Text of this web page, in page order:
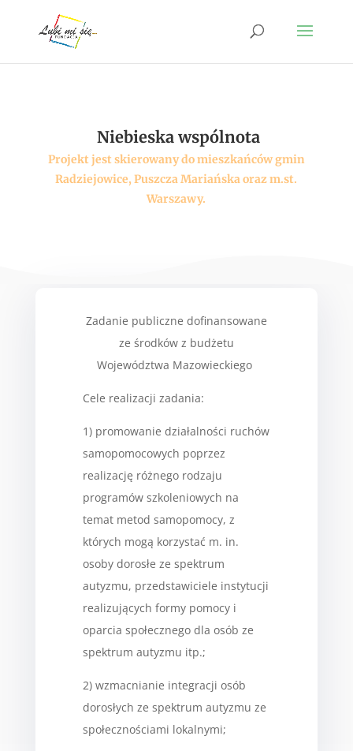
Niebieska wspólnota
Projekt jest skierowany do mieszkańców gmin
Radziejowice, Puszcza Mariańska oraz m.st.
Warszawy.
Zadanie publiczne dofinansowane
ze środków z budżetu
Województwa Mazowieckiego
Cele realizacji zadania:
1) promowanie działalności ruchów
samopomocowych poprzez
realizację różnego rodzaju
programów szkoleniowych na
temat metod samopomocy, z
których mogą korzystać m. in.
osoby dorosłe ze spektrum
autyzmu, przedstawiciele instytucji
realizujących formy pomocy i
oparcia społecznego dla osób ze
spektrum autyzmu itp.;
2) wzmacnianie integracji osób
dorosłych ze spektrum autyzmu ze
społecznościami lokalnymi;